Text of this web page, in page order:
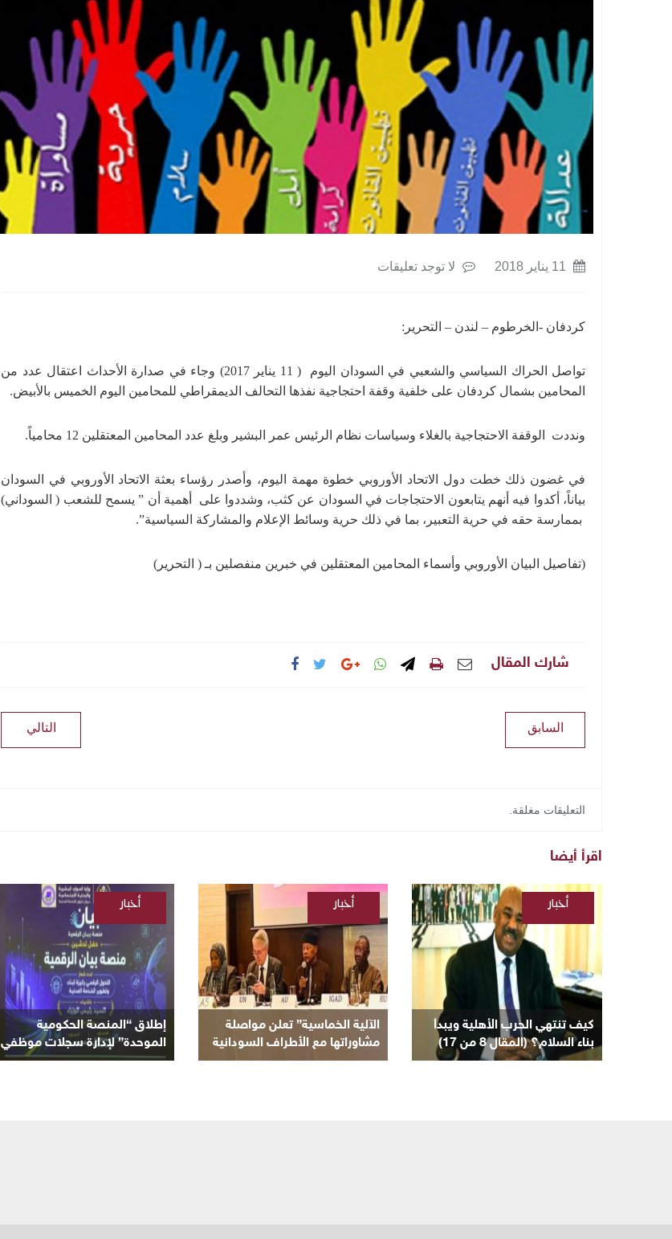
لا توجد تعليقات
كردفان -الخرطوم – لندن – التحرير:
تواصل الحراك السياسي والشعبي في السودان اليوم ( 11 يناير 2017) وجاء في صدارة الأحداث اعتقال عدد من
المحامين بشمال كردفان على خلفية وقفة احتجاجية نفذها التحالف الديمقراطي للمحامين اليوم الخميس باﻷبيض.
ونددت الوقفة الاحتجاجية بالغلاء وسياسات نظام الرئيس عمر البشير وبلغ عدد المحامين المعتقلين 12 محامياً.
في غضون ذلك خطت دول الاتحاد الأوروبي خطوة مهمة اليوم، وأصدر رؤساء بعثة الاتحاد الأوروبي في السودان
بياناً، أكدوا فيه أنهم يتابعون الاحتجاجات في السودان عن كثب، وشددوا على أهمية أن ” يسمح للشعب ( السوداني)
بممارسة حقه في حرية التعبير، بما في ذلك حرية وسائط الإعلام والمشاركة السياسية”.
(تفاصيل البيان الأوروبي وأسماء المحامين المعتقلين في خبرين منفصلين بـ ( التحرير)
شارك المقال
التالي السابق
التعليقات مغلقة.
اقرأ أيضا
كيف تنتهي الحرب الأهلية ويبدأ
بناء السلام؟ (المقال 8 من 17)
أخبار
السودانية
/
مقالات
الآلية الخماسية” تعلن مواصلة
مشاوراتها مع الأطراف السودانية
لإنهاء الأزمة الحالية
أخبار
/
السودانية
إطلاق “المنصة الحكومية
الموحدة” لإدارة سجلات موظفي
الدولة
أخبار
السودانية